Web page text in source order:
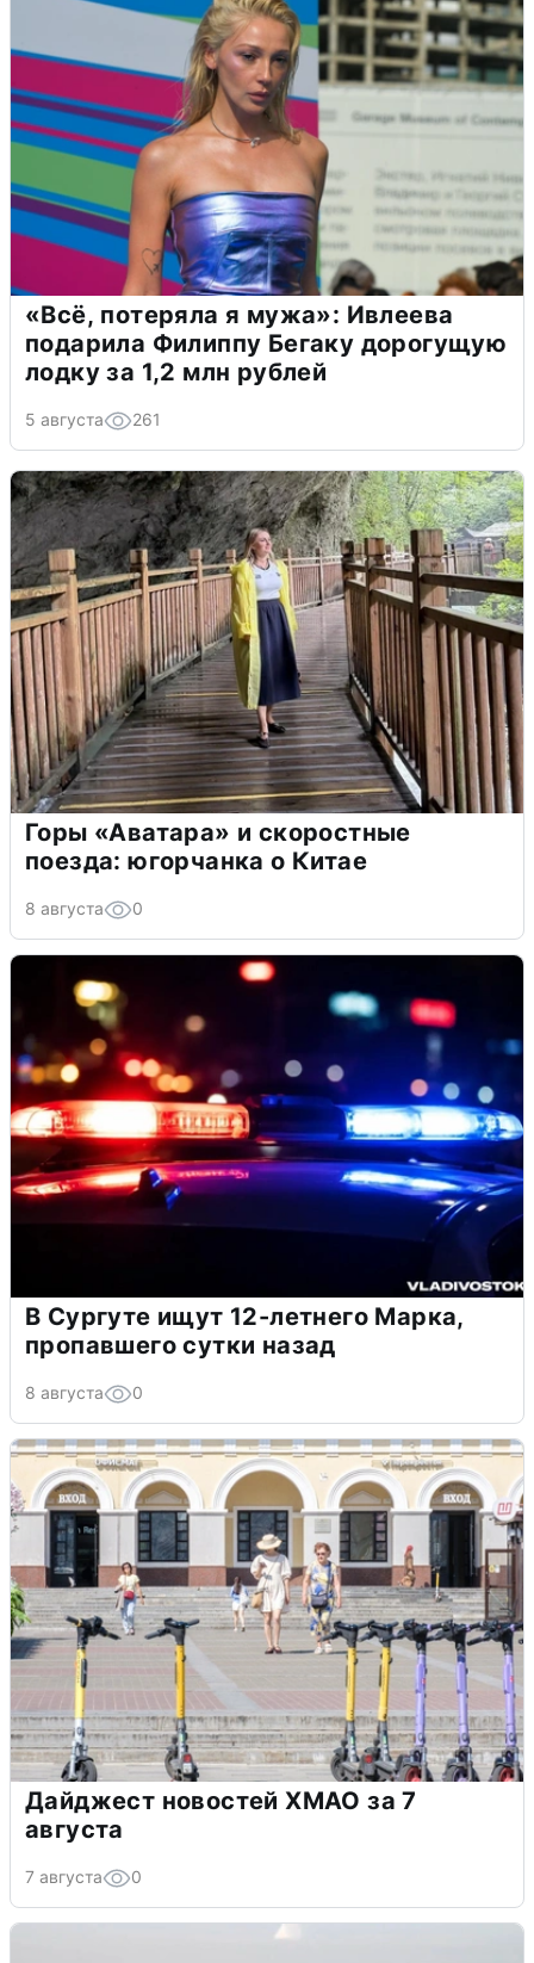
«Всё, потеряла я мужа»: Ивлеева
подарила Филиппу Бегаку дорогущую
лодку за 1,2 млн рублей
5 августа 261
Горы «Аватара» и скоростные
поезда: югорчанка о Китае
8 августа 0
В Сургуте ищут 12-летнего Марка,
пропавшего сутки назад
8 августа 0
Дайджест новостей ХМАО за 7
августа
7 августа 0